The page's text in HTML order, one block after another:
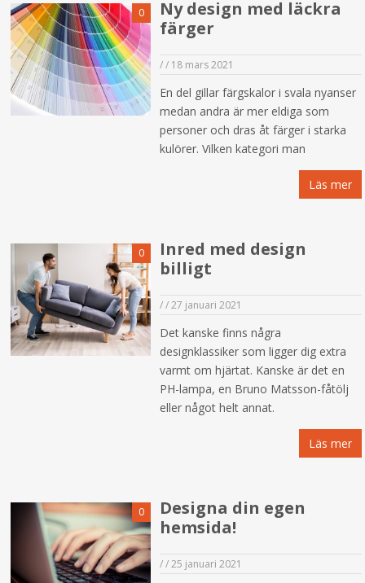
0
Ny design med läckra
färger
// 18 mars 2021
En del gillar färgskalor i svala nyanser
medan andra är mer eldiga som
personer och dras åt färger i starka
kulörer. Vilken kategori man
Läs mer
0
Inred med design
billigt
//27 januari 2021
Det kanske finns några
designklassiker som ligger dig extra
varmt om hjärtat. Kanske är det en
PH-lampa, en Bruno Matsson-fåtölj
eller något helt annat.
Läs mer
0
Designa din egen
hemsida!
//25 januari 2021